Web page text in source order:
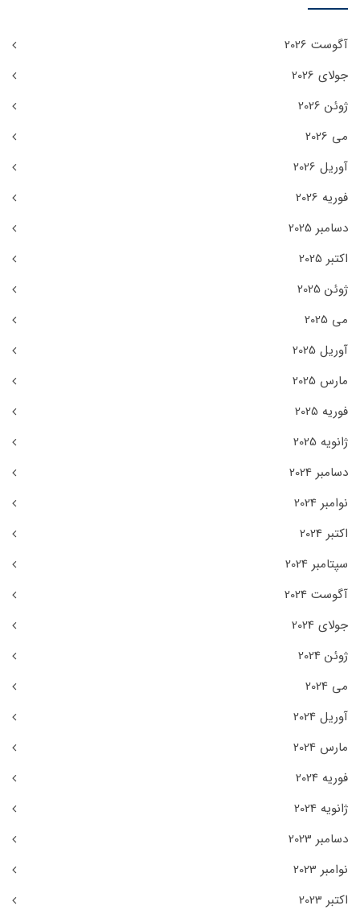
آگوست 2026
جولای 2026
ژوئن 2026
می 2026
آوریل 2026
فوریه 2026
دسامبر 2025
اکتبر 2025
ژوئن 2025
می 2025
آوریل 2025
مارس 2025
فوریه 2025
ژانویه 2025
دسامبر 2024
نوامبر 2024
اکتبر 2024
سپتامبر 2024
آگوست 2024
جولای 2024
ژوئن 2024
می 2024
آوریل 2024
مارس 2024
فوریه 2024
ژانویه 2024
دسامبر 2023
نوامبر 2023
اکتبر 2023